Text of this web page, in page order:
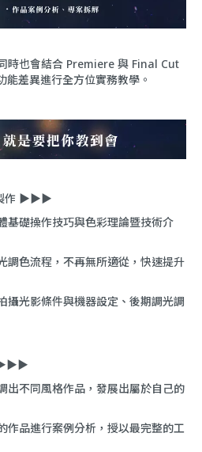
時也會結合 Premiere 與 Final Cut
差異進行全方位實務教學。
作 ▶︎▶︎▶︎
基礎操作技巧與色彩理論暨技術介
調色流程，不再無所適從，快速提升
攝光影條件與機器設定、後期調光調
出不同風格作品，發展出屬於自己的
作品進行案例分析，授以最完整的工